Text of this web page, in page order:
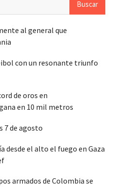
al general que
con un resonante triunfo
de oros en
en 10 mil metros
7 de agosto
desde el alto el fuego en Gaza
armados de Colombia se